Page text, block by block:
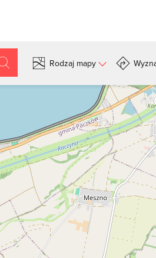
Szukaj
Rodzaj mapy
Szukaj